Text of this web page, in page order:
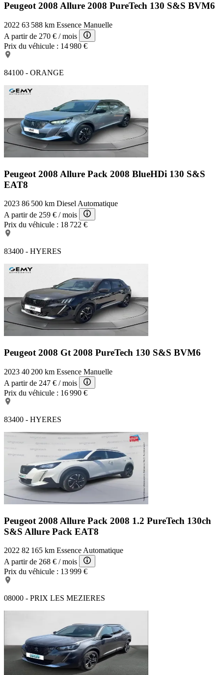
Peugeot 2008 Allure 2008 PureTech 130 S&S BVM6
2022 63 588 km Essence Manuelle
A partir de 270 € / mois
Prix du véhicule : 14 980 €
84100 - ORANGE
Peugeot 2008 Allure Pack 2008 BlueHDi 130 S&S
EAT8
2023 86 500 km Diesel Automatique
A partir de 259 € / mois
Prix du véhicule : 18 722 €
83400 - HYERES
Peugeot 2008 Gt 2008 PureTech 130 S&S BVM6
2023 40 200 km Essence Manuelle
A partir de 247 € / mois
Prix du véhicule : 16 990 €
83400 - HYERES
Peugeot 2008 Allure Pack 2008 1.2 PureTech 130ch
S&S Allure Pack EAT8
2022 82 165 km Essence Automatique
A partir de 268 € / mois
Prix du véhicule : 13 999 €
08000 - PRIX LES MEZIERES